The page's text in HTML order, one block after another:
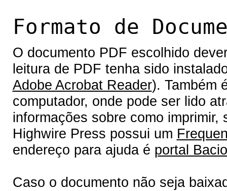
Formato de
O documento PDF escolhido
leitura de PDF tenha sido
Adobe Acrobat Reader). Também
computador, onde pode ser lido
informações sobre como
Highwire Press possui um
endereço para ajuda é portal
Caso o documento não seja